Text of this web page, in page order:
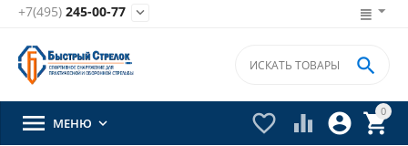
+7(495) 245-00-77 
0


 

 МЕНЮ 